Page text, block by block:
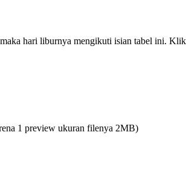
hari liburnya mengikuti isian tabel ini.
1 preview ukuran filenya 2MB)